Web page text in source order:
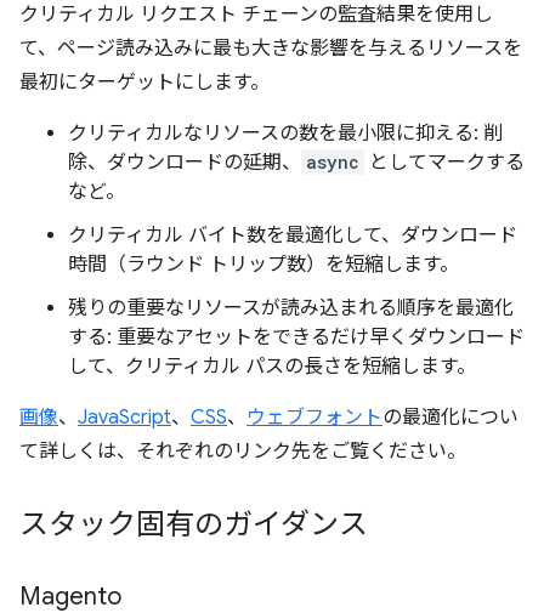
クリティカル リクエスト チェーンの監査結果を使用し
て、ページ読み込みに最も大きな影響を与えるリソースを
最初にターゲットにします。
クリティカルなリソースの数を最小限に抑える: 削
除、ダウンロードの延期、
async
としてマークする
など。
クリティカル バイト数を最適化して、ダウンロード
時間（ラウンド トリップ数）を短縮します。
残りの重要なリソースが読み込まれる順序を最適化
する: 重要なアセットをできるだけ早くダウンロード
して、クリティカル パスの長さを短縮します。
画像、 JavaScript、 CSS、 ウェブフォントの最適化につい
て詳しくは、それぞれのリンク先をご覧ください。
スタック固有のガイダンス
Magento